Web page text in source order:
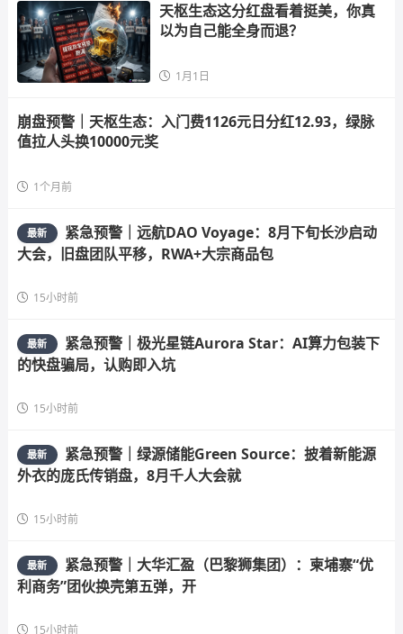
天枢生态这分红盘看着挺美，你真
以为自己能全身而退？
1月1日
崩盘预警｜天枢生态：入门费1126元日分红12.93，绿脉
值拉人头换10000元奖
1个月前
最新
紧急预警｜远航DAO Voyage：8月下旬长沙启动
大会，旧盘团队平移，RWA+大宗商品包
15小时前
最新
紧急预警｜极光星链Aurora Star：AI算力包装下
的快盘骗局，认购即入坑
15小时前
最新
紧急预警｜绿源储能Green Source：披着新能源
外衣的庞氏传销盘，8月千人大会就
15小时前
最新
紧急预警｜大华汇盈（巴黎狮集团）：柬埔寨“优
利商务”团伙换壳第五弹，开
15小时前